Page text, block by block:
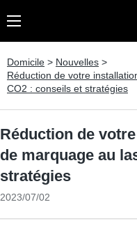
Domicile > Nouvelles >
Réduction de votre
CO2 : conseils et stratégies
Réduction de
de marquage au
stratégies
2023/07/02